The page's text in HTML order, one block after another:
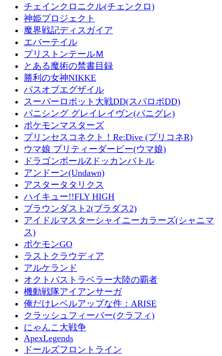
チェインクロニクル(チェンクロ)
神姫プロジェクト
魔界戦記ディスガイア
エバーテイル
プリストンテールＭ
とある魔術の禁書目録
勝利の女神NIKKE
パスオブエグザイル
スーパーロボット大戦DD(スパロボDD)
パニシング グレイレイヴン(パニグレ)
ポケモンマスターズ
プリンセスコネクト！Re:Dive (プリコネR)
ウマ娘 プリティーダービー(ウマ娘)
ドラゴンボールZドッカンバトル
アンドーン(Undawn)
アスタータタリクス
ハイキュー!!FLY HIGH
ブラウンダスト2(ブラダス2)
アイドルマスターシャイニーカラーズ(シャニマ
ス)
ポケモンGO
ラストクラウディア
アルケランド
オクトパストラベラー大陸の覇者
機動戦隊アイアンサーガ
俺だけレベルアップな件：ARISE
クラッシュフィーバー(クラフィ)
にゃんこ大戦争
ApexLegends
ドールズフロントライン